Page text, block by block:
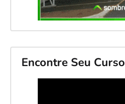
Encontre Seu Curso